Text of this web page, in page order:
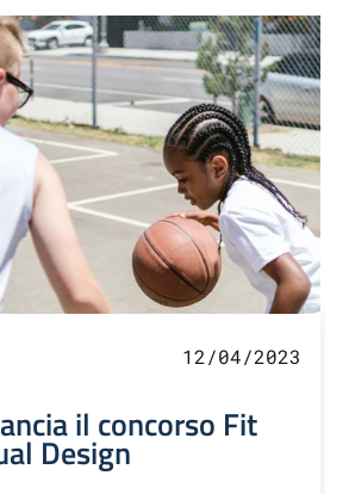
12/04/2023
il concorso Fit
Design